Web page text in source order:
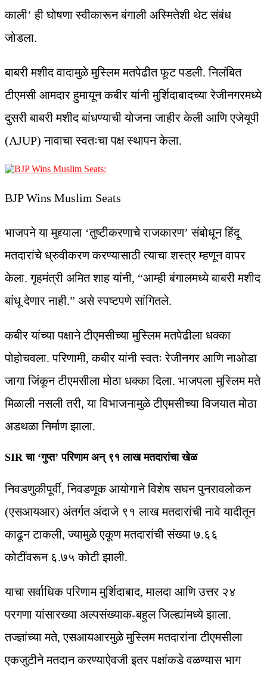
काली’ ही घोषणा स्वीकारून बंगाली अस्मितेशी थेट संबंध
जोडला.
बाबरी मशीद वादामुळे मुस्लिम मतपेढीत फूट पडली. निलंबित
टीएमसी आमदार हुमायून कबीर यांनी मुर्शिदाबादच्या रेजीनगरमध्ये
दुसरी बाबरी मशीद बांधण्याची योजना जाहीर केली आणि एजेयूपी
(AJUP) नावाचा स्वतःचा पक्ष स्थापन केला.
BJP Wins Muslim Seats
भाजपने या मुद्द्याला ‘तुष्टीकरणाचे राजकारण’ संबोधून हिंदू
मतदारांचे ध्रुवीकरण करण्यासाठी त्याचा शस्त्र म्हणून वापर
केला. गृहमंत्री अमित शाह यांनी, “आम्ही बंगालमध्ये बाबरी मशीद
बांधू देणार नाही.” असे स्पष्टपणे सांगितले.
कबीर यांच्या पक्षाने टीएमसीच्या मुस्लिम मतपेढीला धक्का
पोहोचवला. परिणामी, कबीर यांनी स्वतः रेजीनगर आणि नाओडा
जागा जिंकून टीएमसीला मोठा धक्का दिला. भाजपला मुस्लिम मते
मिळाली नसली तरी, या विभाजनामुळे टीएमसीच्या विजयात मोठा
अडथळा निर्माण झाला.
SIR चा ‘गुप्त’ परिणाम अन् ९१ लाख मतदारांचा खेळ
निवडणुकीपूर्वी, निवडणूक आयोगाने विशेष सघन पुनरावलोकन
(एसआयआर) अंतर्गत अंदाजे ९१ लाख मतदारांची नावे यादीतून
काढून टाकली, ज्यामुळे एकूण मतदारांची संख्या ७.६६
कोटींवरून ६.७५ कोटी झाली.
याचा सर्वाधिक परिणाम मुर्शिदाबाद, मालदा आणि उत्तर २४
परगणा यांसारख्या अल्पसंख्याक-बहुल जिल्ह्यांमध्ये झाला.
तज्ज्ञांच्या मते, एसआयआरमुळे मुस्लिम मतदारांना टीएमसीला
एकजुटीने मतदान करण्याऐवजी इतर पक्षांकडे वळण्यास भाग